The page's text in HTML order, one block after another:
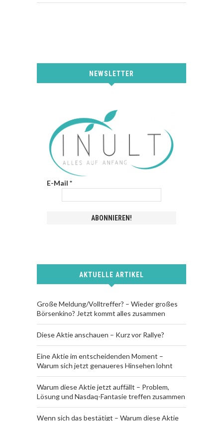
NEWSLETTER
E-Mail *
AKTUELLE ARTIKEL
Große Meldung/Volltreffer? – Wieder großes
Börsenkino? Jetzt kommt alles zusammen
Diese Aktie anschauen – Kurz vor Rallye?
Eine Aktie im entscheidenden Moment –
Warum sich jetzt genaueres Hinsehen lohnt
Warum diese Aktie jetzt auffällt – Problem,
Lösung und Nasdaq-Fantasie treffen zusammen
Wenn sich das bestätigt – Warum diese Aktie